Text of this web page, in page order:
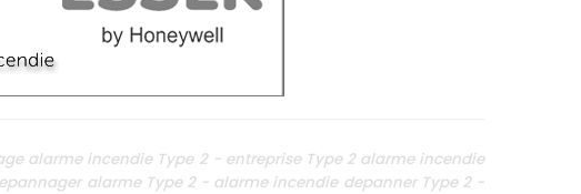
alarme incendie Type 2 - entreprise Type 2 alarme incendie
alarme Type 2 - alarme incendie depanner Type 2 -